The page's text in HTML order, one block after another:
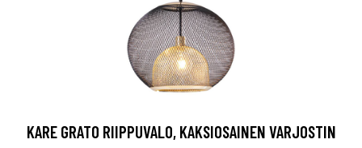
KARE GRATO RIIPPUVALO, KAKSIOSAINEN VARJOSTIN